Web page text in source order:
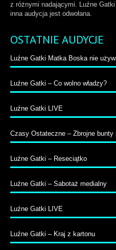
z różnymi nadającymi. Luźne
inna audycja jest odwołana.
OSTATNIE AUDYCJE
Luźne Gatki Matka Boska nie
Luźne Gatki – Co wolno władzy?
Luźne Gatki LIVE
Czasy Ostateczne – Zbrojne bunty
Luźne Gatki – Reseciątko
Luźne Gatki – Sabotaż medialny
Luźne Gatki LIVE
Luźne Gatki – Kraj z kartonu